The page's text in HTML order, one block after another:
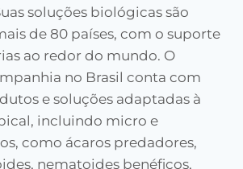
soluções biológicas são
de 80 países, com o suporte
ao redor do mundo. O
no Brasil conta com
e soluções adaptadas à
incluindo micro e
como ácaros predadores,
nematoides benéficos,